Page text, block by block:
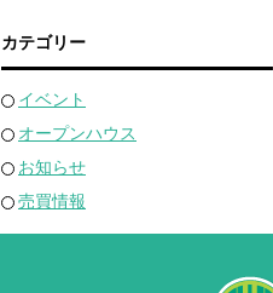
カテゴリー
イベント
オープンハウス
お知らせ
売買情報